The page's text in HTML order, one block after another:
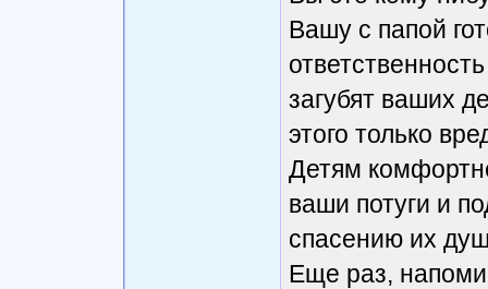
Вашу с папой
загубят ваших
этого только
Детям
ваши потуги и
спасению их
Еще раз,